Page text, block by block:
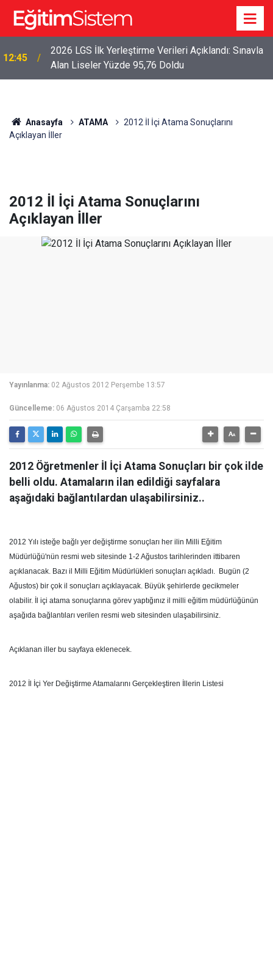
12:45
2026 LGS İlk Yerleştirme Verileri Açıklandı: Sınavla
Alan Liseler Yüzde 95,76 Doldu
Anasayfa ATAMA
2012 İl İçi Atama Sonuçlarını
Açıklayan İller
2012 İl İçi Atama Sonuçlarını
Açıklayan İller
Yayınlanma: 02 Ağustos 2012 Perşembe 13:57
Güncelleme: 06 Ağustos 2014 Çarşamba 22:58
2012 Öğretmenler İl İçi Atama Sonuçları bir çok ilde
belli oldu. Atamaların ilan edildiği sayfalara
aşağıdaki bağlantılardan ulaşabilirsiniz..
2012 Yılı isteğe bağlı yer değiştirme sonuçları her ilin Milli Eğitim
Müdürlüğü'nün resmi web sitesinde 1-2 Ağustos tarihlerinden ittibaren
açıklanacak. Bazı il Milli Eğitim Müdürlükleri sonuçları açıkladı. Bugün (2
Ağustos) bir çok il sonuçları açıklayacak. Büyük şehirlerde gecikmeler
olabilir. İl içi atama sonuçlarına görev yaptığınız il milli eğitim müdürlüğünün
aşağıda bağlantıları verilen resmi web sitesinden ulaşabilirsiniz.
Açıklanan iller bu sayfaya eklenecek.
2012 İl İçi Yer Değiştirme Atamalarını Gerçekleştiren İllerin Listesi